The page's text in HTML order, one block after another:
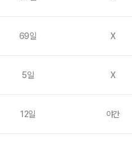
69일 X
5일 X
12일 야간